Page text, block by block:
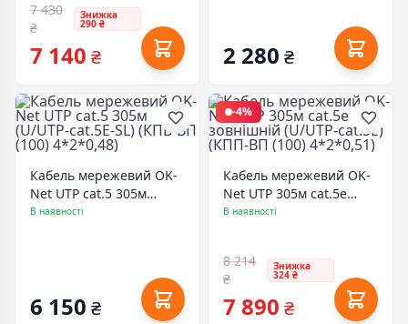
7 430
₴
Знижка
290 ₴
7 140 ₴ 2 280 ₴
Кабель мережевий OK-
Net UTP cat.5 305м
(U/UTP-cat.5Е-SL) (КПВ-
В наявності
6 150 ₴
-4%
Кабель мережевий OK-
Net UTP 305м cat.5e
зовнішній (U/UTP-cat.5Е)
В наявності
8 214
₴
Знижка
324 ₴
7 890 ₴